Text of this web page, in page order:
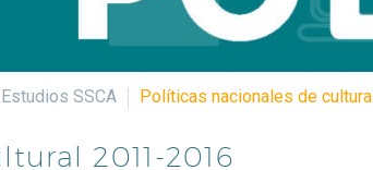
SSCA Políticas nacionales de cultura
2011-2016